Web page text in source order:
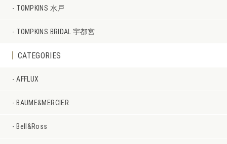
TOMPKINS 水戸
TOMPKINS BRIDAL 宇都宮
CATEGORIES
AFFLUX
BAUME&MERCIER
Bell&Ross